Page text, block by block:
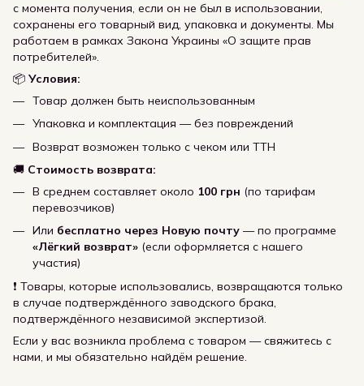
с момента получения, если он не был в использовании,
сохранены его товарный вид, упаковка и документы. Мы
работаем в рамках Закона Украины «О защите прав
потребителей».
📦 Условия:
Товар должен быть неиспользованным
Упаковка и комплектация — без повреждений
Возврат возможен только с чеком или ТТН
🚚 Стоимость возврата:
В среднем составляет около 100 грн (по тарифам
перевозчиков)
Или бесплатно через Новую почту — по программе
«Лёгкий возврат» (если оформляется с нашего
участия)
❗ Товары, которые использовались, возвращаются только
в случае подтверждённого заводского брака,
подтверждённого независимой экспертизой.
Если у вас возникла проблема с товаром — свяжитесь с
нами, и мы обязательно найдём решение.